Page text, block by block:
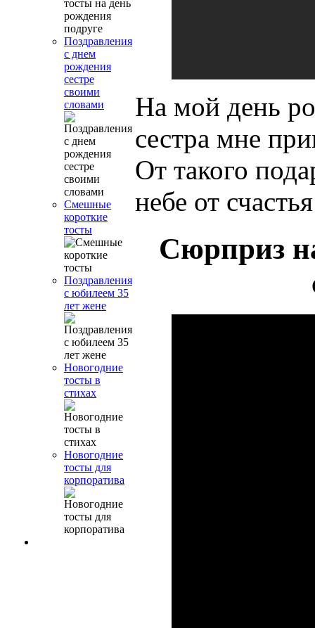
Поздравления
с днем
рождения
сестре
своими
словами
Смешные
короткие
тосты
Поздравления
с юбилеем 35
лет жене
Новогодние
тосты в
стихах
Новогодние
тосты для
корпоратива
На мой день
сестра мне
От такого
небе от
Сюрприз